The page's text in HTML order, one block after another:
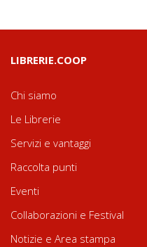
LIBRERIE.COOP
Chi siamo
Le Librerie
Servizi e vantaggi
Raccolta punti
Eventi
Collaborazioni e Festival
Notizie e Area stampa